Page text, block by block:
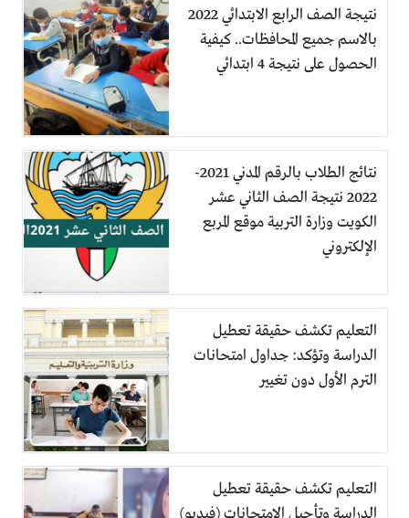
نتيجة الصف الرابع الابتدائي 2022
بالاسم جميع المحافظات.. كيفية
الحصول على نتيجة 4 ابتدائي
نتائج الطلاب بالرقم المدني 2021-
2022 نتيجة الصف الثاني عشر
الكويت وزارة التربية موقع المربع
الإلكتروني
التعليم تكشف حقيقة تعطيل
الدراسة وتؤكد: جداول امتحانات
الترم الأول دون تغيير
التعليم تكشف حقيقة تعطيل
الدراسة وتأجيل الامتحانات (فيديو)